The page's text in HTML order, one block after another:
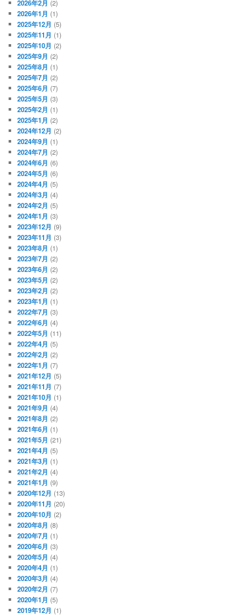
2026年2月 (2)
2026年1月 (1)
2025年12月 (5)
2025年11月 (1)
2025年10月 (2)
2025年9月 (2)
2025年8月 (1)
2025年7月 (2)
2025年6月 (7)
2025年5月 (3)
2025年2月 (1)
2025年1月 (2)
2024年12月 (2)
2024年9月 (1)
2024年7月 (2)
2024年6月 (6)
2024年5月 (6)
2024年4月 (5)
2024年3月 (4)
2024年2月 (5)
2024年1月 (3)
2023年12月 (9)
2023年11月 (3)
2023年8月 (1)
2023年7月 (2)
2023年6月 (2)
2023年5月 (2)
2023年2月 (2)
2023年1月 (1)
2022年7月 (3)
2022年6月 (4)
2022年5月 (11)
2022年4月 (5)
2022年2月 (2)
2022年1月 (7)
2021年12月 (5)
2021年11月 (7)
2021年10月 (1)
2021年9月 (4)
2021年8月 (2)
2021年6月 (1)
2021年5月 (21)
2021年4月 (5)
2021年3月 (1)
2021年2月 (4)
2021年1月 (9)
2020年12月 (13)
2020年11月 (20)
2020年10月 (2)
2020年8月 (8)
2020年7月 (1)
2020年6月 (3)
2020年5月 (4)
2020年4月 (1)
2020年3月 (4)
2020年2月 (7)
2020年1月 (5)
2019年12月 (1)